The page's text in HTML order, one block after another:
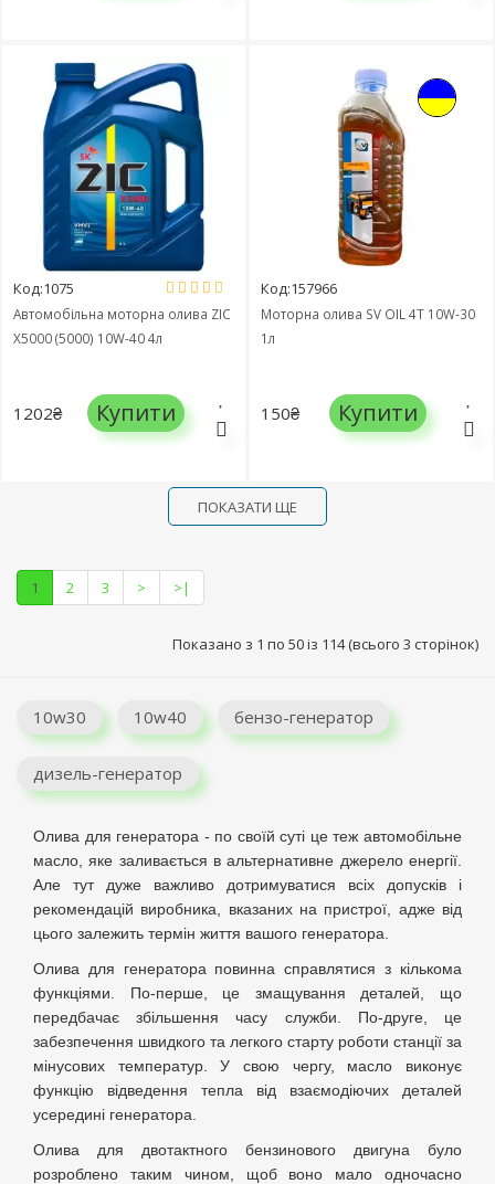
Код:1075
Автомобільна моторна олива ZIC
X5000 (5000) 10W-40 4л
1202₴ Купити
Код:157966
Моторна олива SV OIL 4T 10W-30
1л
150₴ Купити
ПОКАЗАТИ ЩЕ
1 2 3 > >|
Показано з 1 по 50 із 114 (всього 3 сторінок)
10w30 10w40 бензо-генератор
дизель-генератор
Олива для генератора - по своїй суті це теж автомобільне
масло, яке заливається в альтернативне джерело енергії.
Але тут дуже важливо дотримуватися всіх допусків і
рекомендацій виробника, вказаних на пристрої, адже від
цього залежить термін життя вашого генератора.
Олива для генератора повинна справлятися з кількома
функціями. По-перше, це змащування деталей, що
передбачає збільшення часу служби. По-друге, це
забезпечення швидкого та легкого старту роботи станції за
мінусових температур. У свою чергу, масло виконує
функцію відведення тепла від взаємодіючих деталей
усередині генератора.
Олива для двотактного бензинового двигуна було
розроблено таким чином, щоб воно мало одночасно